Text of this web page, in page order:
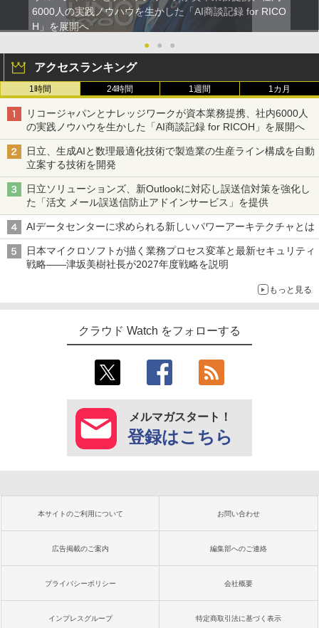
6000人の実践ノウハウを生かした「AI商談記録 for RICO
H」を展開へ
●
● ●
アクセスランキング
1時間 24時間 1週間 1カ月
リコージャパンとナレッジワークが資本業務提携、社内6000人
の実践ノウハウを生かした「AI商談記録 for RICOH」を展開へ
日立、生成AIと数理最適化技術で製造業の生産ライン構成を自動
立案する技術を開発
日立ソリューションズ、新Outlookに対応し誤送信対策を強化し
た「活文 メール誤送信防止アドインサービス」を提供
AIデータセンターに求められる新しいパワーアーキテクチャとは
日本マイクロソフトが描く業務プロセス変革と最新セキュリティ
戦略――津坂美樹社長が2027年度戦略を説明
もっと見る
クラウド Watch をフォローする
メルマガスタート！
登録はこちら
本サイトのご利用について お問い合わせ
広告掲載のご案内 編集部へのご連絡
プライバシーポリシー 会社概要
インプレスグループ 特定商取引法に基づく表示